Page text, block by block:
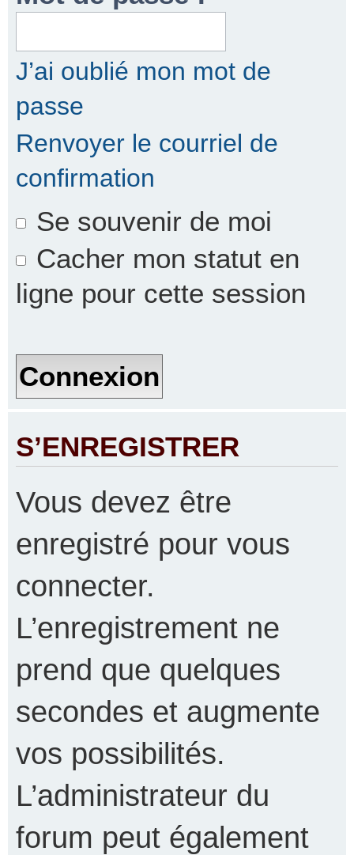
J’ai oublié mon mot de
passe
Renvoyer le courriel de
confirmation
Se souvenir de moi
Cacher mon statut en
ligne pour cette session
S’ENREGISTRER
Vous devez être
enregistré pour vous
connecter.
L’enregistrement ne
prend que quelques
secondes et augmente
vos possibilités.
L’administrateur du
forum peut également